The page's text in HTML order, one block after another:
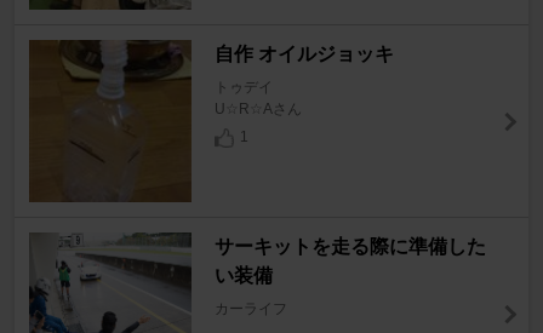
自作 オイルジョッキ
トゥデイ
U☆R☆Aさん
1
サーキットを走る際に準備した
い装備
カーライフ